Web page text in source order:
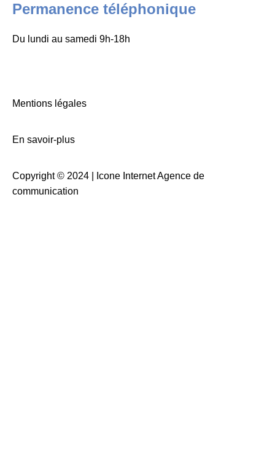
Permanence téléphonique
Du lundi au samedi 9h-18h
Mentions légales
En savoir-plus
Copyright © 2024 |
Icone Internet Agence de
communication